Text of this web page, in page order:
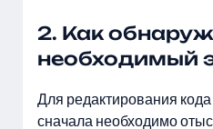
2. Как
необходимый
Для редактирования
сначала необходимо